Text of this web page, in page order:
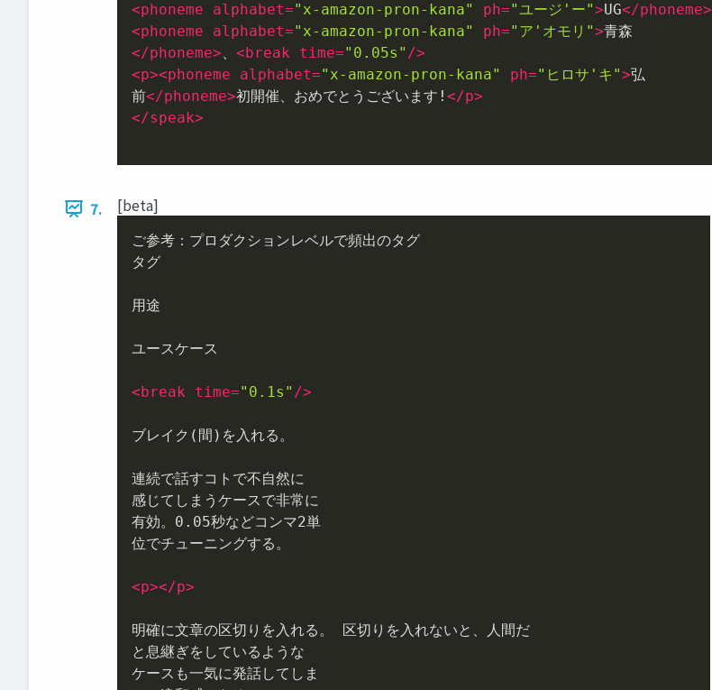
<phoneme alphabet="x-amazon-pron-kana" ph="ユージ'ー">UG</phoneme>
<phoneme alphabet="x-amazon-pron-kana" ph="ア'オモリ">
</phoneme>、 < break time="0.05s" />
<p><phoneme alphabet="x-amazon-pron-kana" ph="ヒロサ'キ">弘
前</phoneme>初開催、おめでとうございます! </p>
</speak>
7. [beta]
ご参考：プロダクションレベルで頻出のタグ
タグ
用途
ユースケース
< break time="0.1s" />
ブレイク(間)を入れる。
連続で話すコトで不自然に
感じてしまうケースで非常に
有効。0.05秒などコンマ2単
位でチューニングする。
<p></p>
明確に文章の区切りを入れる。 区切りを入れないと、人間だ
と息継ぎをしているような
ケースも一気に発話してしま